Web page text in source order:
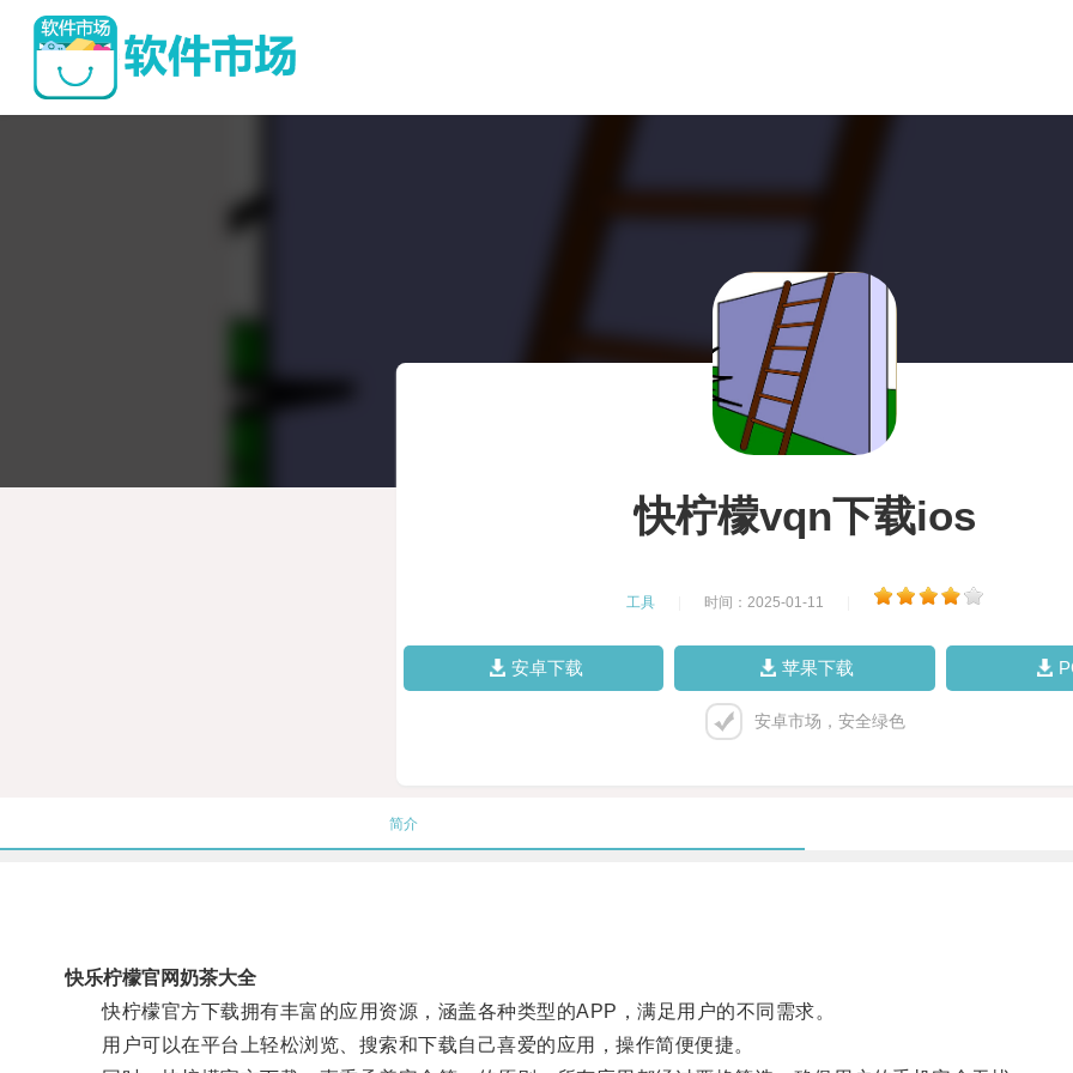
快柠檬vqn下载ios
工具 时间：2025-01-11
安卓下载 苹果下载
安卓市场，安全绿色
简介
快乐柠檬官网奶茶大全
快柠檬官方下载拥有丰富的应用资源，涵盖各种类型的APP，满足用户的不同需求。
用户可以在平台上轻松浏览、搜索和下载自己喜爱的应用，操作简便便捷。